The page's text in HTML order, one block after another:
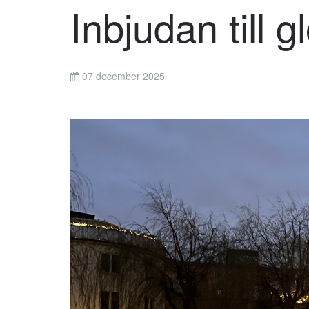
Inbjudan till
07 december 2025